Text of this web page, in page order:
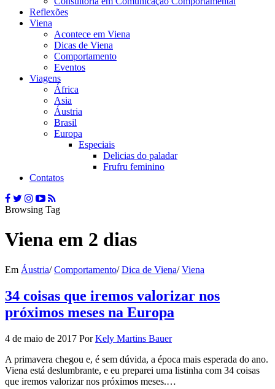
Reflexões
Viena
Acontece em Viena
Dicas de Viena
Comportamento
Eventos
Viagens
África
Asia
Áustria
Brasil
Europa
Especiais
Delicias do paladar
Frufru feminino
Contatos
Browsing Tag
Viena em 2 dias
Em Áustria/ Comportamento/ Dica de Viena/ Viena
34 coisas que iremos valorizar nos
próximos meses na Europa
4 de maio de 2017 Por Kely Martins Bauer
A primavera chegou e, é sem dúvida, a época mais esperada do ano.
Viena está deslumbrante, e eu preparei uma listinha com 34 coisas
que iremos valorizar nos próximos meses.…